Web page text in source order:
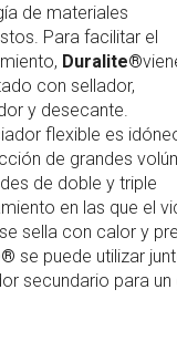
de materiales
Para facilitar el
Duralite®
con sellador,
y desecante.
flexible es
de grandes
de doble y triple
en las que el
sella con calor y
se puede utilizar
secundario para un